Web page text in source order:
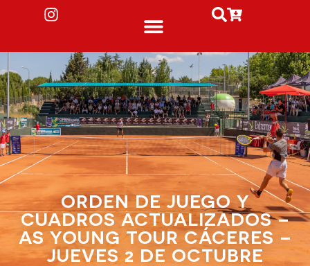
ORDEN DE JUEGO Y
CUADROS ACTUALIZADOS –
AS YOUNG TOUR CÁCERES –
JUEVES 2 DE OCTUBRE